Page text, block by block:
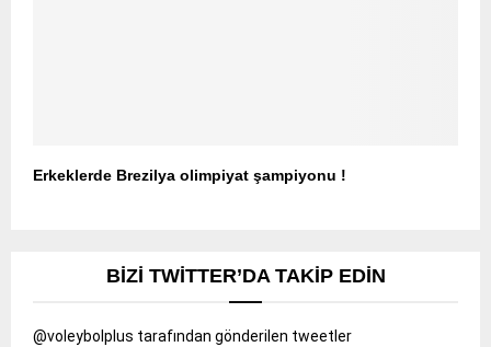
Erkeklerde Brezilya olimpiyat şampiyonu !
BIZI TWITTER’DA TAKIP EDIN
@voleybolplus tarafından gönderilen tweetler